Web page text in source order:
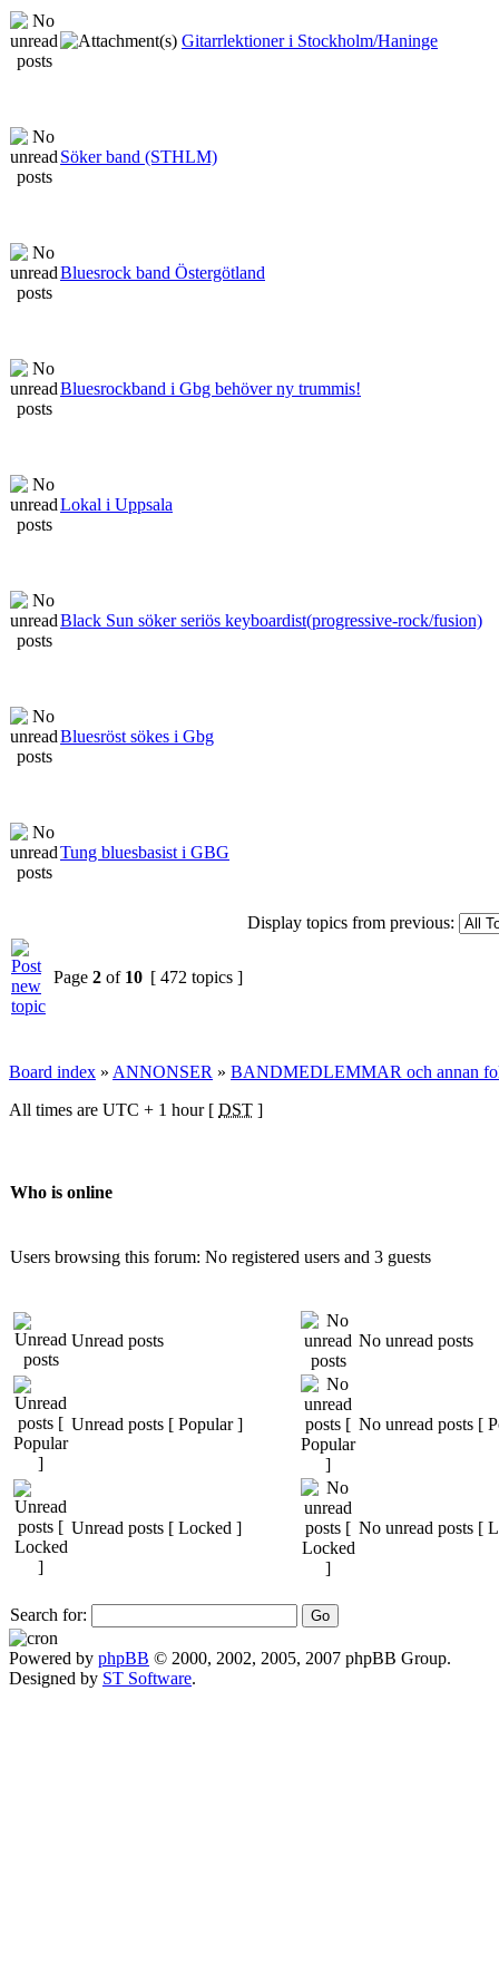
Gitarrlektioner i Stockholm/Haninge
Söker band (STHLM)
Bluesrock band Östergötland
Bluesrockband i Gbg behöver ny trummis!
Lokal i Uppsala
Black Sun söker seriös keyboardist(progressive-rock/fusion)
Bluesröst sökes i Gbg
Tung bluesbasist i GBG
Display topics from previous:
Page 2 of 10 [ 472 topics ]
Board index » ANNONSER » BANDMEDLEMMAR och annan
All times are UTC + 1 hour [ DST ]
Who is online
Users browsing this forum: No registered users and 3 guests
Unread posts No unread posts
Unread posts [ Popular ] No unread posts [
Unread posts [ Locked ] No unread posts [
Search for:
Powered by phpBB © 2000, 2002, 2005, 2007 phpBB Group.
Designed by ST Software.